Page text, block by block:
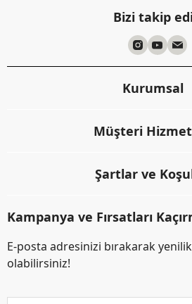
Bizi takip
Kurumsal
Müşteri
Şartlar ve
Kampanya ve Fırsatları
E-posta adresinizi bırakarak
olabilirsiniz!